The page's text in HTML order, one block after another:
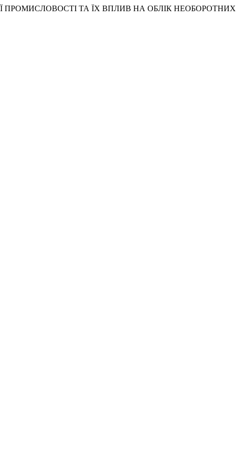
ПРОМИСЛОВОСТІ ТА ЇХ ВПЛИВ НА ОБЛІК НЕОБОРОТНИХ